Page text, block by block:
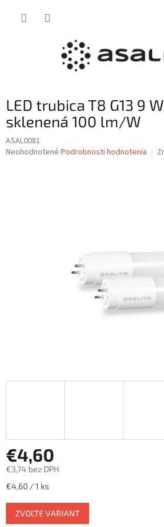
LED trubica T8 G13 9
sklenená 100 lm/W
ASAL0081
Priemerné
Neohodnotené Podrobnosti hodnotenia
€4,60
€3,74 bez DPH
Jednotková
€4,60 / 1 ks
ZVOĽTE VARIANT